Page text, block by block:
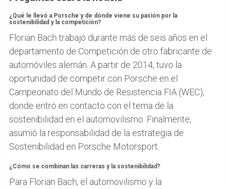
¿Qué le llevó a Porsche y de dónde viene su pasión por la
sostenibilidad y la competición?
Florian Bach trabajó durante más de seis años en el
departamento de Competición de otro fabricante de
automóviles alemán. A partir de 2014, tuvo la
oportunidad de competir con Porsche en el
Campeonato del Mundo de Resistencia FIA (WEC),
donde entró en contacto con el tema de la
sostenibilidad en el automovilismo. Finalmente,
asumió la responsabilidad de la estrategia de
Sostenibilidad en Porsche Motorsport.
¿Cómo se combinan las carreras y la sostenibilidad?
Para Florian Bach, el automovilismo y la